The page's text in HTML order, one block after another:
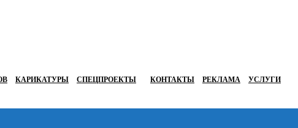
КАРИКАТУРЫ СПЕЦПРОЕКТЫ КОНТАКТЫ РЕКЛАМА УСЛУГИ